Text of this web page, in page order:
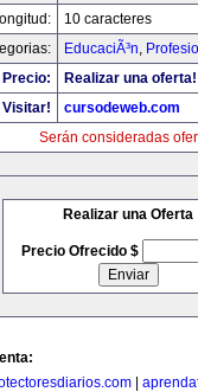
10 caracteres
EducaciÃ³n,
Precio:
Realizar una oferta!
Visitar!
cursodeweb.com
Serán consideradas
Realizar una Oferta
Precio Ofrecido $